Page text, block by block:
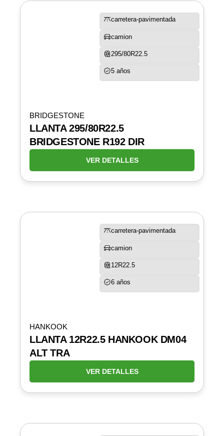
carretera-pavimentada
camion
295/80R22.5
5 años
BRIDGESTONE
LLANTA 295/80R22.5
BRIDGESTONE R192 DIR
VER DETALLES
carretera-pavimentada
camion
12R22.5
6 años
HANKOOK
LLANTA 12R22.5 HANKOOK DM04
ALT TRA
VER DETALLES